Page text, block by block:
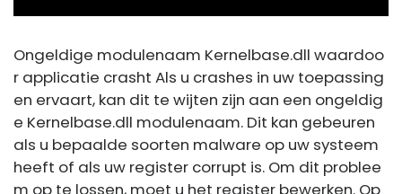
Ongeldige modulenaam Kernelbase.dll waardoo
r applicatie crasht Als u crashes in uw toepassing
en ervaart, kan dit te wijten zijn aan een ongeldig
e Kernelbase.dll modulenaam. Dit kan gebeuren
als u bepaalde soorten malware op uw systeem
heeft of als uw register corrupt is. Om dit problee
m op te lossen, moet u het register bewerken. Op